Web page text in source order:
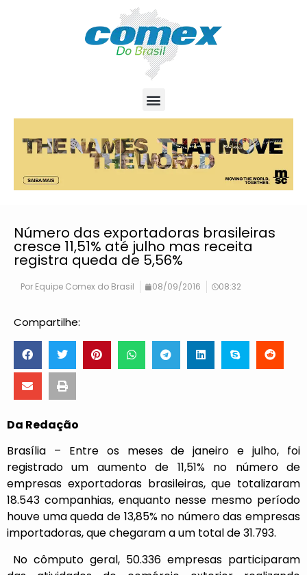
Número das exportadoras brasileiras
cresce 11,51% até julho mas receita
registra queda de 5,56%
Por Equipe Comex do Brasil 08/09/2016 08:32
Compartilhe:
Da Redação
Brasília – Entre os meses de janeiro e julho, foi
registrado um aumento de 11,51% no número de
empresas exportadoras brasileiras, que totalizaram
18.543 companhias, enquanto nesse mesmo período
houve uma queda de 13,85% no número das empresas
importadoras, que chegaram a um total de 31.793.
No cômputo geral, 50.336 empresas participaram